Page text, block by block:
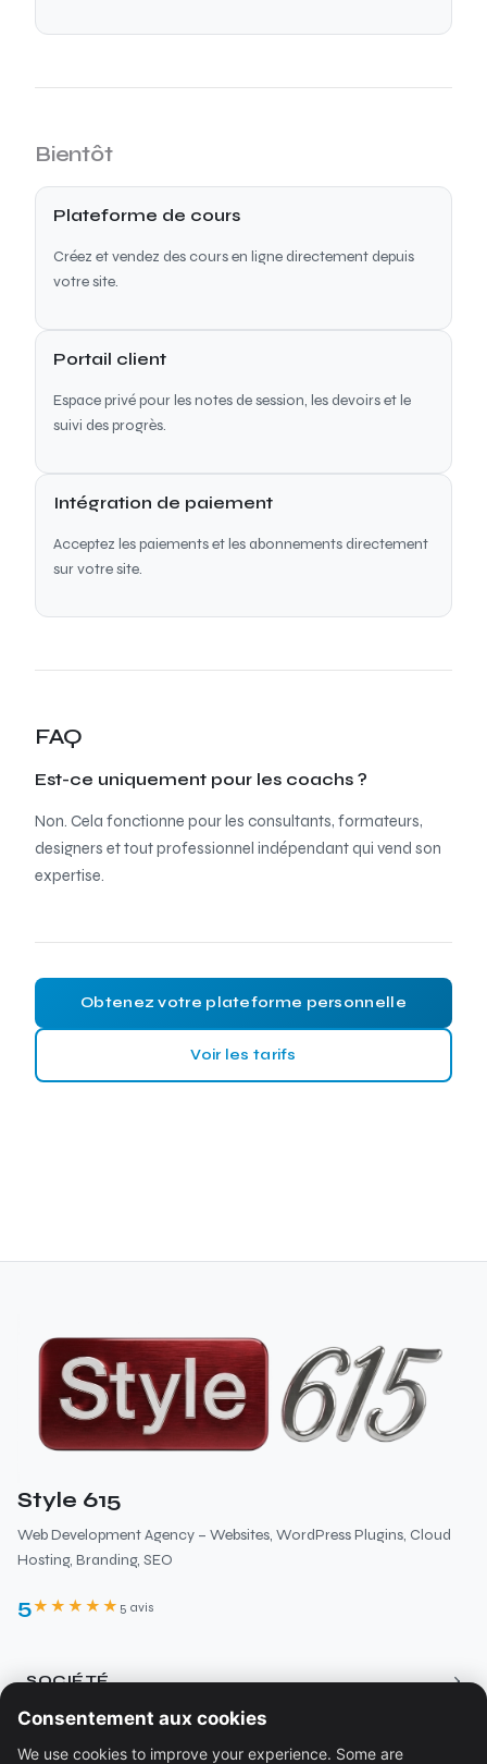
Bientôt
Plateforme de cours
Créez et vendez des cours en ligne directement depuis
votre site.
Portail client
Espace privé pour les notes de session, les devoirs et le
suivi des progrès.
Intégration de paiement
Acceptez les paiements et les abonnements directement
sur votre site.
FAQ
Est-ce uniquement pour les coachs ?
Non. Cela fonctionne pour les consultants, formateurs,
designers et tout professionnel indépendant qui vend son
expertise.
Obtenez votre plateforme personnelle
Voir les tarifs
Style 615
Web Development Agency – Websites, WordPress Plugins, Cloud
Hosting, Branding, SEO
5★★★★★ 5 avis
SOCIÉTÉ ›
À propos
Consentement aux cookies
We use cookies to improve your experience. Some are